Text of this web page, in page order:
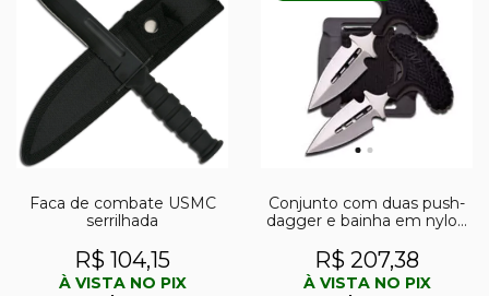
Faca de combate USMC
serrilhada
R$ 104,15
À VISTA NO PIX
Conjunto com duas push-
dagger e bainha em nylon
R$ 207,38
À VISTA NO PIX